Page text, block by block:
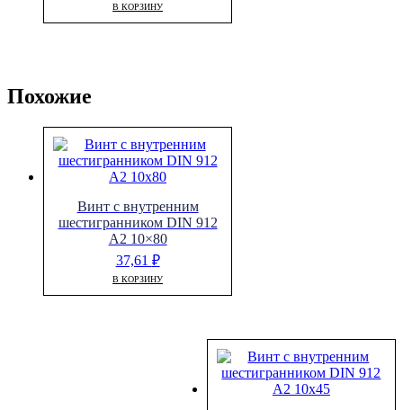
В КОРЗИНУ
Похожие
Винт с внутренним
шестигранником DIN 912
A2 10×80
37,61 ₽
В КОРЗИНУ